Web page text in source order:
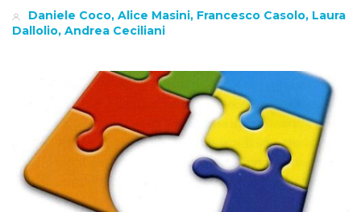
Daniele Coco, Alice Masini, Francesco Casolo, Laura
Dallolio, Andrea Ceciliani